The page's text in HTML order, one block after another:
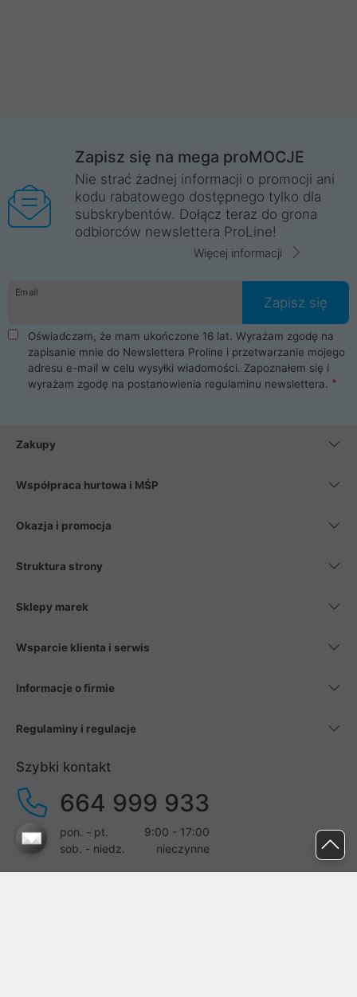
Zapisz się na mega proMOCJE
Nie strać żadnej informacji o promocji ani
kodu rabatowego dostępnego tylko dla
subskrybentów. Dołącz teraz do grona
odbiorców newslettera ProLine!
Więcej informacji
Email
Zapisz się
Oświadczam, że mam ukończone 16 lat. Wyrażam zgodę na
zapisanie mnie do Newslettera Proline i przetwarzanie mojego
adresu e-mail w celu wysyłki wiadomości. Zapoznałem się i
wyrażam zgodę na postanowienia regulaminu newslettera.
Zakupy
Współpraca hurtowa i MŚP
Okazja i promocja
Struktura strony
Sklepy marek
Wsparcie klienta i serwis
Informacje o firmie
Regulaminy i regulacje
Szybki kontakt
664 999 933
pon. - pt.
9:00 - 17:00
sob. - niedz.
nieczynne